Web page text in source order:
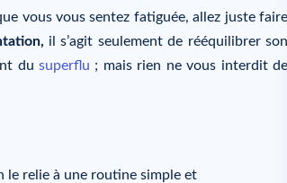
vous vous sentez fatiguée, allez juste faire
il s’agit seulement de rééquilibrer son
du superflu ; mais rien ne vous interdit de
le relie à une routine simple et